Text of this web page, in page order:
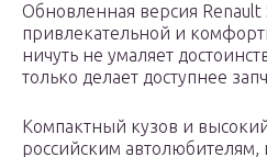
Обновленная версия Renault
привлекательной и
ничуть не умаляет
только делает доступнее
Компактный кузов и
российским